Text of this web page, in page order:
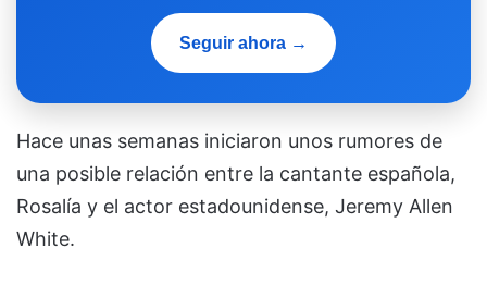
Seguir ahora →
Hace unas semanas iniciaron unos rumores de
una posible relación entre la cantante española,
Rosalía y el actor estadounidense, Jeremy Allen
White.